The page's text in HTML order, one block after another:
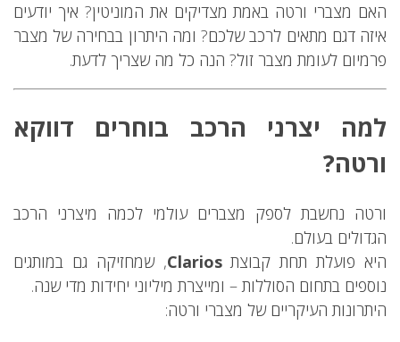
האם מצברי ורטה באמת מצדיקים את המוניטין? איך יודעים
איזה דגם מתאים לרכב שלכם? ומה היתרון בבחירה של מצבר
פרמיום לעומת מצבר זול? הנה כל מה שצריך לדעת.
למה יצרני הרכב בוחרים דווקא
ורטה?
ורטה נחשבת לספק מצברים עולמי לכמה מיצרני הרכב
הגדולים בעולם.
היא פועלת תחת קבוצתClarios, שמחזיקה גם במותגים
נוספים בתחום הסוללות – ומייצרת מיליוני יחידות מדי שנה.
היתרונות העיקריים של מצברי ורטה: